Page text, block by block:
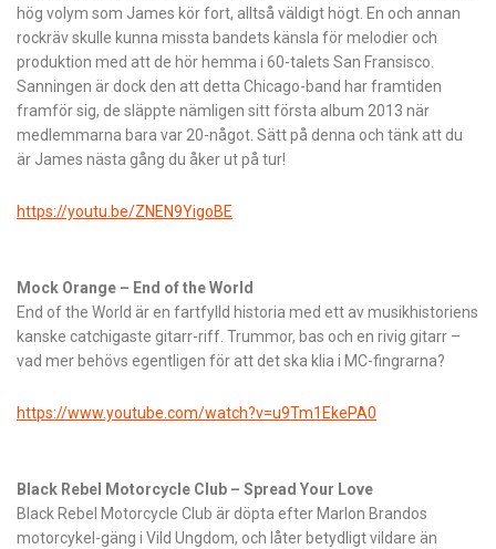
hög volym som James kör fort, alltså väldigt högt. En och annan
rockräv skulle kunna missta bandets känsla för melodier och
produktion med att de hör hemma i 60-talets San Fransisco.
Sanningen är dock den att detta Chicago-band har framtiden
framför sig, de släppte nämligen sitt första album 2013 när
medlemmarna bara var 20-något. Sätt på denna och tänk att du
är James nästa gång du åker ut på tur!
https://youtu.be/ZNEN9YigoBE
Mock Orange – End of the World
End of the World är en fartfylld historia med ett av musikhistoriens
kanske catchigaste gitarr-riff. Trummor, bas och en rivig gitarr –
vad mer behövs egentligen för att det ska klia i MC-fingrarna?
https://www.youtube.com/watch?v=u9Tm1EkePA0
Black Rebel Motorcycle Club – Spread Your Love
Black Rebel Motorcycle Club är döpta efter Marlon Brandos
motorcykel-gäng i Vild Ungdom, och låter betydligt vildare än